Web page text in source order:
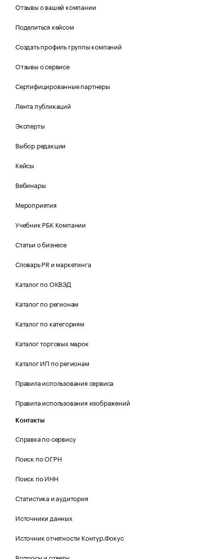
Отзывы о вашей компании
Поделиться кейсом
Создать профиль группы компаний
Отзывы о сервисе
Сертифицированные партнеры
Лента публикаций
Эксперты
Выбор редакции
Кейсы
Вебинары
Мероприятия
Учебник РБК Компании
Статьи о бизнесе
Словарь PR и маркетинга
Каталог по ОКВЭД
Каталог по регионам
Каталог по категориям
Каталог торговых марок
Каталог ИП по регионам
Правила использования сервиса
Правила использования изображений
Контакты
Справка по сервису
Поиск по ОГРН
Поиск по ИНН
Статистика и аудитория
Источники данных
Источник отчетности Контур.Фокус